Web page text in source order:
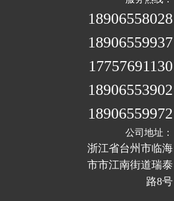
18906558028
18906559937
17757691130
18906553902
18906559972
公司地址：
浙江省台州市临海
市市江南街道瑞泰
路8号